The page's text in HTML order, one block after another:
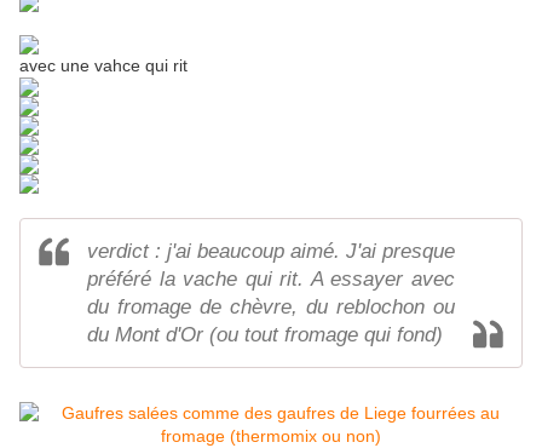
avec une vahce qui rit
verdict : j'ai beaucoup aimé. J'ai presque
préféré la vache qui rit. A essayer avec
du fromage de chèvre, du reblochon ou
du Mont d'Or (ou tout fromage qui fond)